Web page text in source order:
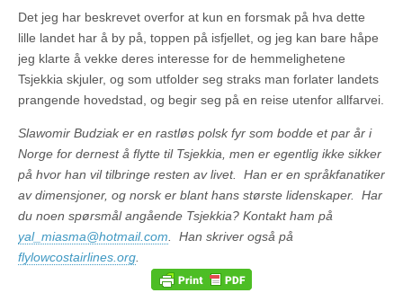
Det jeg har beskrevet overfor at kun en forsmak på hva dette
lille landet har å by på, toppen på isfjellet, og jeg kan bare håpe
jeg klarte å vekke deres interesse for de hemmelighetene
Tsjekkia skjuler, og som utfolder seg straks man forlater landets
prangende hovedstad, og begir seg på en reise utenfor allfarvei.
Slawomir Budziak er en rastløs polsk fyr som bodde et par år i
Norge for dernest å flytte til Tsjekkia, men er egentlig ikke sikker
på hvor han vil tilbringe resten av livet. Han er en språkfanatiker
av dimensjoner, og norsk er blant hans største lidenskaper. Har
du noen spørsmål angående Tsjekkia? Kontakt ham på
yal_miasma@hotmail.com. Han skriver også på
flylowcostairlines.org.